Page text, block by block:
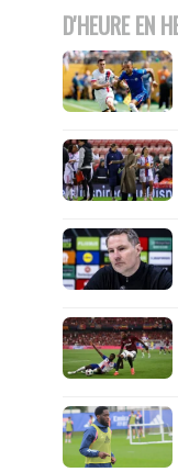
D'HEURE EN